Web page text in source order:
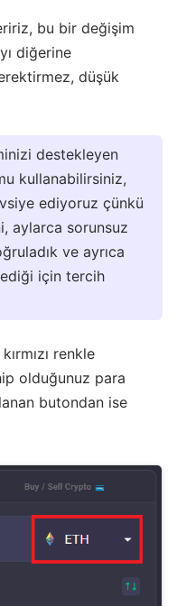
bu bir değişim
diğerine
düşük
destekleyen
kullanabilirsiniz,
ediyoruz çünkü
aylarca sorunsuz
ve ayrıca
için tercih
renkle
olduğunuz para
butondan ise